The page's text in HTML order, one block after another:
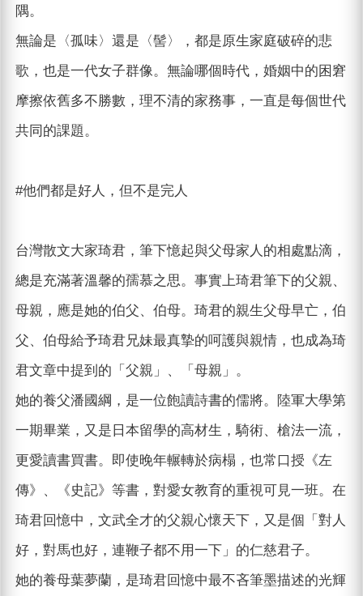
隅。
無論是〈孤味〉還是〈髻〉，都是原生家庭破碎的悲
歌，也是一代女子群像。無論哪個時代，婚姻中的困窘
摩擦依舊多不勝數，理不清的家務事，一直是每個世代
共同的課題。
#他們都是好人，但不是完人
台灣散文大家琦君，筆下憶起與父母家人的相處點滴，
總是充滿著溫馨的孺慕之思。事實上琦君筆下的父親、
母親，應是她的伯父、伯母。琦君的親生父母早亡，伯
父、伯母給予琦君兄妹最真摯的呵護與親情，也成為琦
君文章中提到的「父親」、「母親」。
她的養父潘國綱，是一位飽讀詩書的儒將。陸軍大學第
一期畢業，又是日本留學的高材生，騎術、槍法一流，
更愛讀書買書。即使晚年輾轉於病榻，也常口授《左
傳》、《史記》等書，對愛女教育的重視可見一班。在
琦君回憶中，文武全才的父親心懷天下，又是個「對人
好，對馬也好，連鞭子都不用一下」的仁慈君子。
她的養母葉夢蘭，是琦君回憶中最不吝筆墨描述的光輝